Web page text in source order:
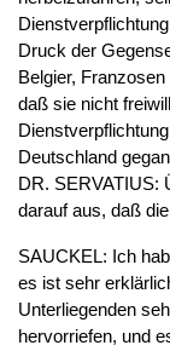
Druck der
Belgier,
daß sie nicht
Deutschland
DR. SERVATIUS:
darauf aus, daß
SAUCKEL: Ich
es ist sehr
Unterliegenden
hervorriefen, und